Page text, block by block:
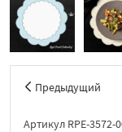
Предыдущий
Артикул RPE-3572-